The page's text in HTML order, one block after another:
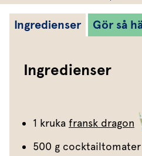
Ingredienser Gör så
Ingredienser
1 kruka fransk dragon
500 g cocktailtomater